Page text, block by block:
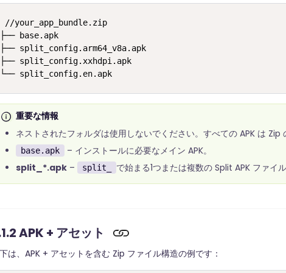
//your_app_bundle.zip
├── base.apk
├── split_config.arm64_v8a.apk
├── split_config.xxhdpi.apk
└── split_config.en.apk
重要な情報
ネストされたフォルダは使用しないでください。すべての APK は Zip
base.apk
– インストールに必要なメイン APK。
split_*.apk – split_ で始まる1つまたは複数の Split APK ファイル
APK + アセット
は、APK + アセットを含む Zip ファイル構造の例です：